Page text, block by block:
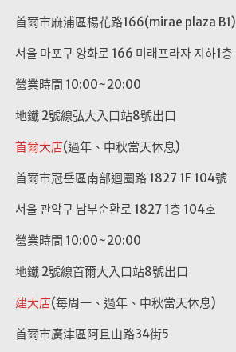
首爾市麻浦區楊花路166(mirae plaza B1)
서울 마포구 양화로 166 미래프라자 지하1층
營業時間 10:00~20:00
地鐵 2號線弘大入口站8號出口
首爾大店(過年、中秋當天休息)
首爾市冠岳區南部迴圈路 1827 1F 104號
서울 관악구 남부순환로 1827 1층 104호
營業時間 10:00~20:00
地鐵 2號線首爾大入口站8號出口
建大店(每周一、過年、中秋當天休息)
首爾市廣津區阿且山路34街5